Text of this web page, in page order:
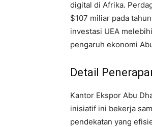
digital di Afrika.
$107 miliar pada
investasi UEA
pengaruh ekonomi
Detail
Kantor Ekspor Abu
inisiatif ini bekerja
pendekatan yang